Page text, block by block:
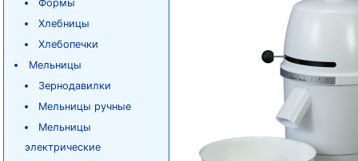
Формы
Хлебницы
Хлебопечки
Мельницы
Зернодавилки
Мельницы ручные
Мельницы
электрические